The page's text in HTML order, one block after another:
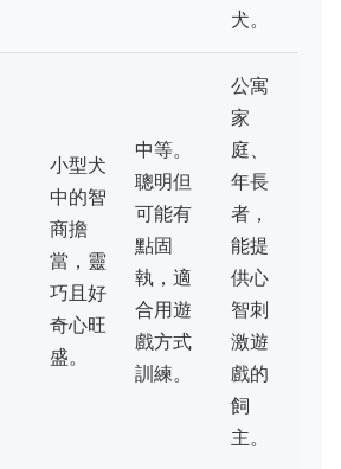
犬。
小型犬
中的智
商擔
當，靈
巧且好
奇心旺
盛。
中等。
聰明但
可能有
點固
執，適
合用遊
戲方式
訓練。
公寓
家
庭、
年長
者，
能提
供心
智刺
激遊
戲的
飼
主。